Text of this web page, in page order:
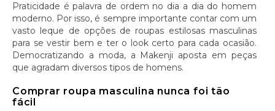
Praticidade é palavra de ordem no dia a dia do homem
moderno. Por isso, é sempre importante contar com um
vasto leque de opções de roupas estilosas masculinas
para se vestir bem e ter o look certo para cada ocasião.
Democratizando a moda, a Makenji aposta em peças
que agradam diversos tipos de homens.
Comprar roupa masculina nunca foi tão
fácil